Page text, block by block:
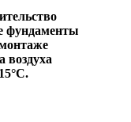
фундаменты
воздуха